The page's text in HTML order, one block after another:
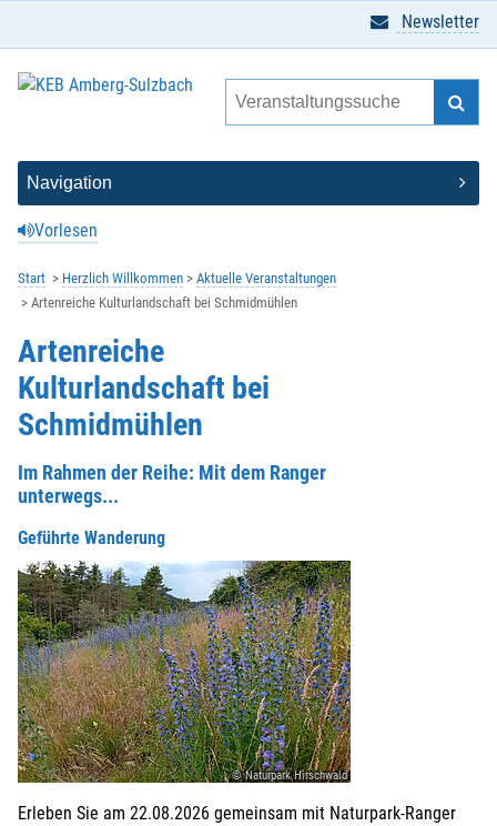
Vorlesen
Newsletter
Start Herzlich Willkommen
Aktuelle Veranstaltungen
Artenreiche Kulturlandschaft bei Schmidmühlen
Artenreiche
Kulturlandschaft bei
Schmidmühlen
Im Rahmen der Reihe: Mit dem Ranger
unterwegs...
Geführte Wanderung
© Naturpark Hirschwald
Erleben Sie am 22.08.2026 gemeinsam mit Naturpark-Ranger